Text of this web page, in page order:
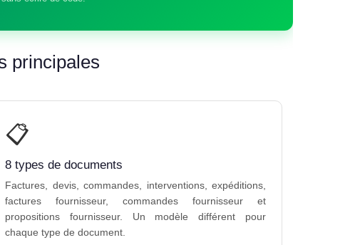
principales
📋
8 types de documents
Factures, devis, commandes, interventions, expéditions,
factures fournisseur, commandes fournisseur et
propositions fournisseur. Un modèle différent pour
chaque type de document.